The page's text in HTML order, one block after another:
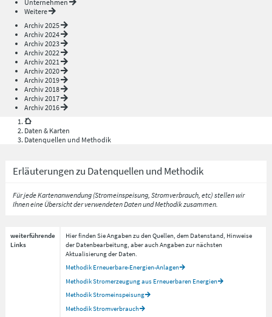
Unternehmen
Weitere
Archiv 2025
Archiv 2024
Archiv 2023
Archiv 2022
Archiv 2021
Archiv 2020
Archiv 2019
Archiv 2018
Archiv 2017
Archiv 2016
Daten & Karten
Datenquellen und Methodik
Erläuterungen zu Datenquellen und Methodik
Für jede Kartenanwendung (Stromeinspeisung, Stromverbrauch, etc) stellen wir
Ihnen eine Übersicht der verwendeten Daten und Methodik zusammen.
weiterführende
Links
Hier finden Sie Angaben zu den Quellen, dem Datenstand, Hinweise
der Datenbearbeitung, aber auch Angaben zur nächsten
Aktualisierung der Daten.
Methodik Erneuerbare-Energien-Anlagen
Methodik Stromerzeugung aus Erneuerbaren Energien
Methodik Stromeinspeisung
Methodik Stromverbrauch